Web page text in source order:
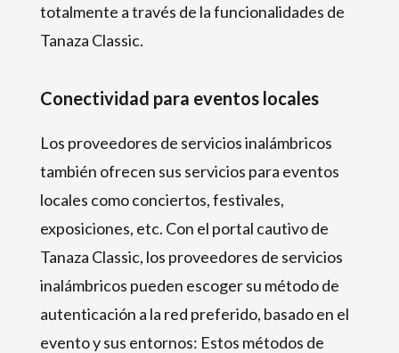
totalmente a través de la funcionalidades de
Tanaza Classic.
Conectividad para eventos locales
Los proveedores de servicios inalámbricos
también ofrecen sus servicios para eventos
locales como conciertos, festivales,
exposiciones, etc. Con el portal cautivo de
Tanaza Classic, los proveedores de servicios
inalámbricos pueden escoger su método de
autenticación a la red preferido, basado en el
evento y sus entornos: Estos métodos de